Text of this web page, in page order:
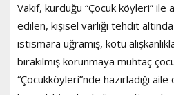
Vakıf, kurduğu “Çocuk köyleri”
edilen, kişisel varlığı tehdit
istismara uğramış, kötü
bırakılmış korunmaya muhtaç
“Çocukköyleri”nde hazırladığı